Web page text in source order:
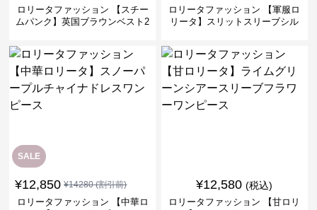
ロリータファッション 【スチー
ムパンク】英国ブラウンベスト2
ロリータファッション 【軍服ロ
リータ】スリットスリーブシル
SALE
¥12,850 ¥14280(割引前)
ロリータファッション 【中華ロ
¥12,580 (税込)
ロリータファッション 【甘ロリ